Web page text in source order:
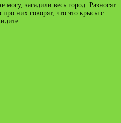
могу, загадили весь город. Разносят
про них говорят, что это крысы с